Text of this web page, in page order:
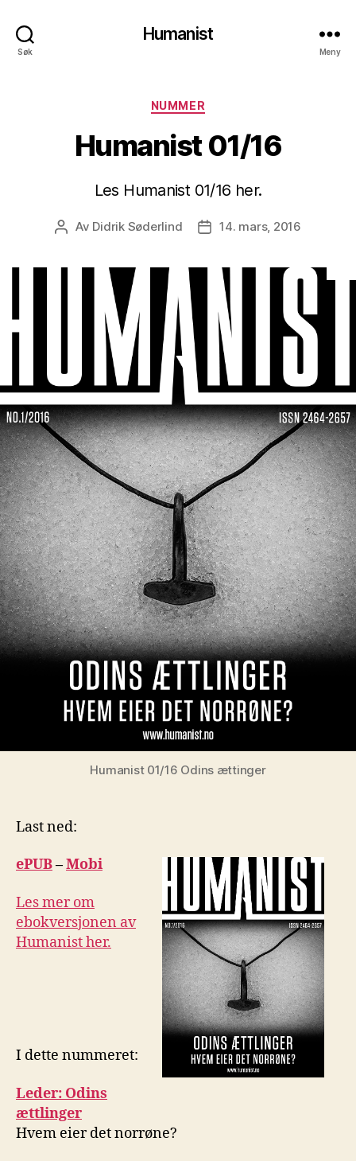
Søk
Humanist
Meny
Kategorier
NUMMER
Humanist 01/16
Les Humanist 01/16 her.
Innleggsforfatter
Av Didrik Søderlind Publiseringsdato
14. mars, 2016
Humanist 01/16 Odins ættinger
Last ned:
ePUB–Mobi
Les mer om
ebokversjonen av
Humanist her.
I dette nummeret:
Leder: Odins
ættlinger
Hvem eier det norrøne?